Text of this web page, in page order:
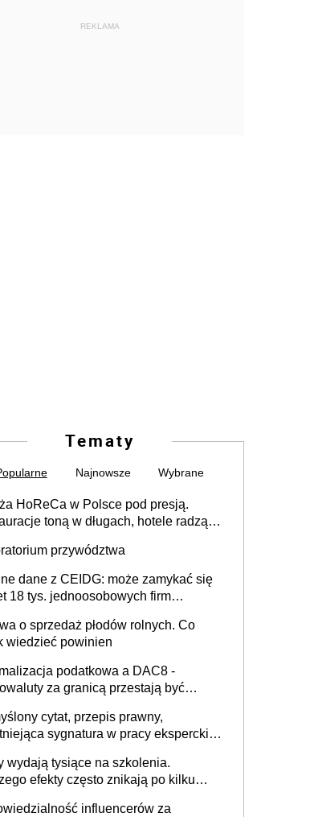
REKLAMA
Tematy
Najnowsze Wybrane
HoReCa w Polsce pod presją.
toną w długach, hotele radzą
przywództwa
dane z CEIDG: może zamykać się
18 tys. jednoosobowych firm
o sprzedaż płodów rolnych. Co
wiedzieć powinien
podatkowa a DAC8 -
za granicą przestają być
cytat, przepis prawny,
sygnatura w pracy eksperckiej -
wydają tysiące na szkolenia.
efekty często znikają po kilku
influencerów za